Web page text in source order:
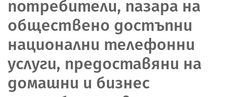
потребители, пазара на
обществено достъпни
национални телефонни
услуги, предоставяни на
домашни и бизнес